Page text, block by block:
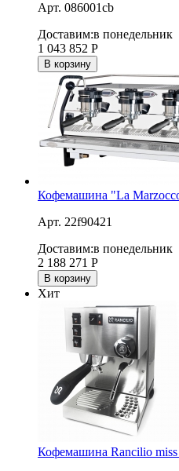
Арт. 086001cb
Доставим:в понедельник
1 043 852 Р
В корзину
Кофемашина "La
Арт. 22f90421
Доставим:в понедельник
2 188 271 Р
В корзину
Хит
Кофемашина Rancilio